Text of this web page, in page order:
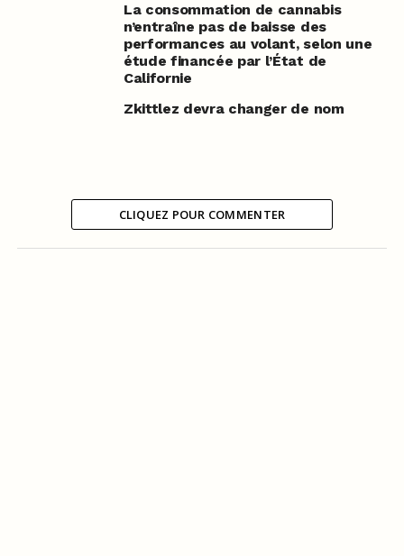
La consommation de cannabis
n’entraîne pas de baisse des
performances au volant, selon une
étude financée par l’État de
Californie
Zkittlez devra changer de nom
CLIQUEZ POUR COMMENTER